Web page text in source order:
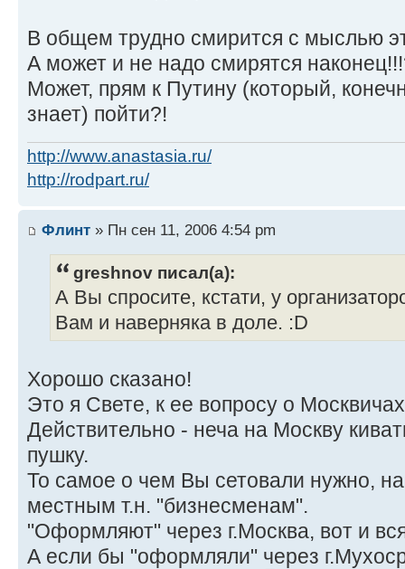
В общем трудно смирится с мыслью
А может и не надо смирятся
Может, прям к Путину (который,
знает) пойти?!
http://www.anastasia.ru/
http://rodpart.ru/
Флинт » Пн сен 11, 2006 4:54 pm
greshnov писал(а):
А Вы спросите, кстати, у
Вам и наверняка в доле. :D
Хорошо сказано!
Это я Свете, к ее вопросу о
Действительно - неча на Москву
пушку.
То самое о чем Вы сетовали нужно,
местным т.н. "бизнесменам".
"Оформляют" через г.Москва, вот и
А если бы "оформляли" через